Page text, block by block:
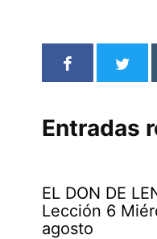
Entradas
EL DON DE
Lección 6
agosto